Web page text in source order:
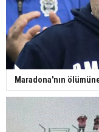
Maradona'nın